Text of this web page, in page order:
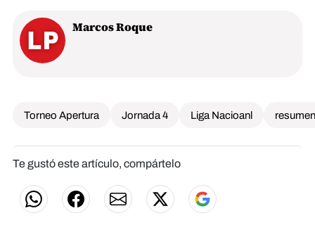
Marcos Roque
Torneo Apertura Jornada 4 Liga Nacioanl resumen
Te gustó este artículo, compártelo